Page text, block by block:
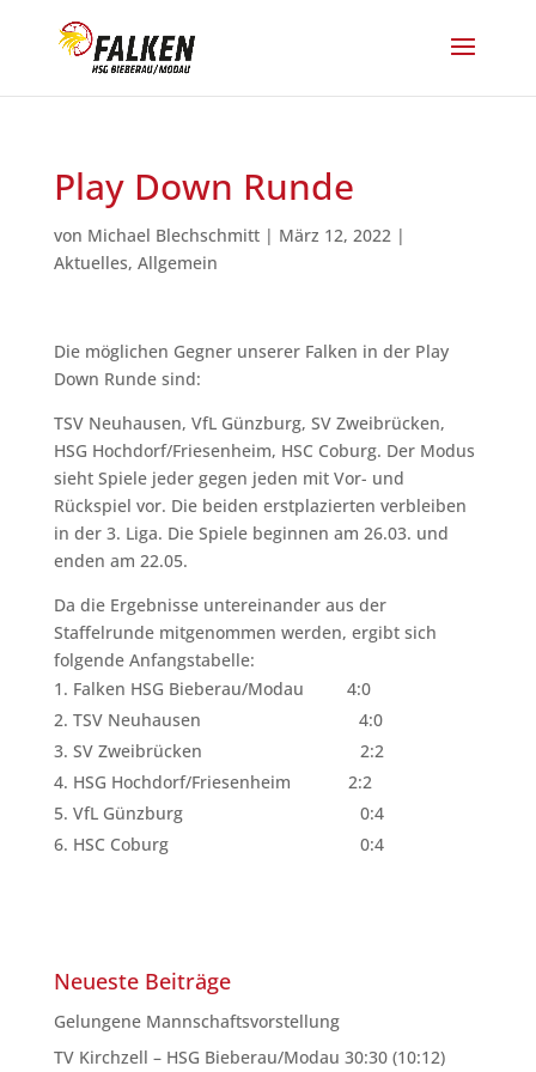
Play Down Runde
von Michael Blechschmitt| März 12, 2022|
Aktuelles, Allgemein
Die möglichen Gegner unserer Falken in der Play
Down Runde sind:
TSV Neuhausen, VfL Günzburg, SV Zweibrücken,
HSG Hochdorf/Friesenheim, HSC Coburg. Der Modus
sieht Spiele jeder gegen jeden mit Vor- und
Rückspiel vor. Die beiden erstplazierten verbleiben
in der 3. Liga. Die Spiele beginnen am 26.03. und
enden am 22.05.
Da die Ergebnisse untereinander aus der
Staffelrunde mitgenommen werden, ergibt sich
folgende Anfangstabelle:
Falken HSG Bieberau/Modau 4:0
TSV Neuhausen 4:0
SV Zweibrücken 2:2
HSG Hochdorf/Friesenheim 2:2
VfL Günzburg 0:4
HSC Coburg 0:4
Neueste Beiträge
Gelungene Mannschaftsvorstellung
TV Kirchzell – HSG Bieberau/Modau 30:30 (10:12)